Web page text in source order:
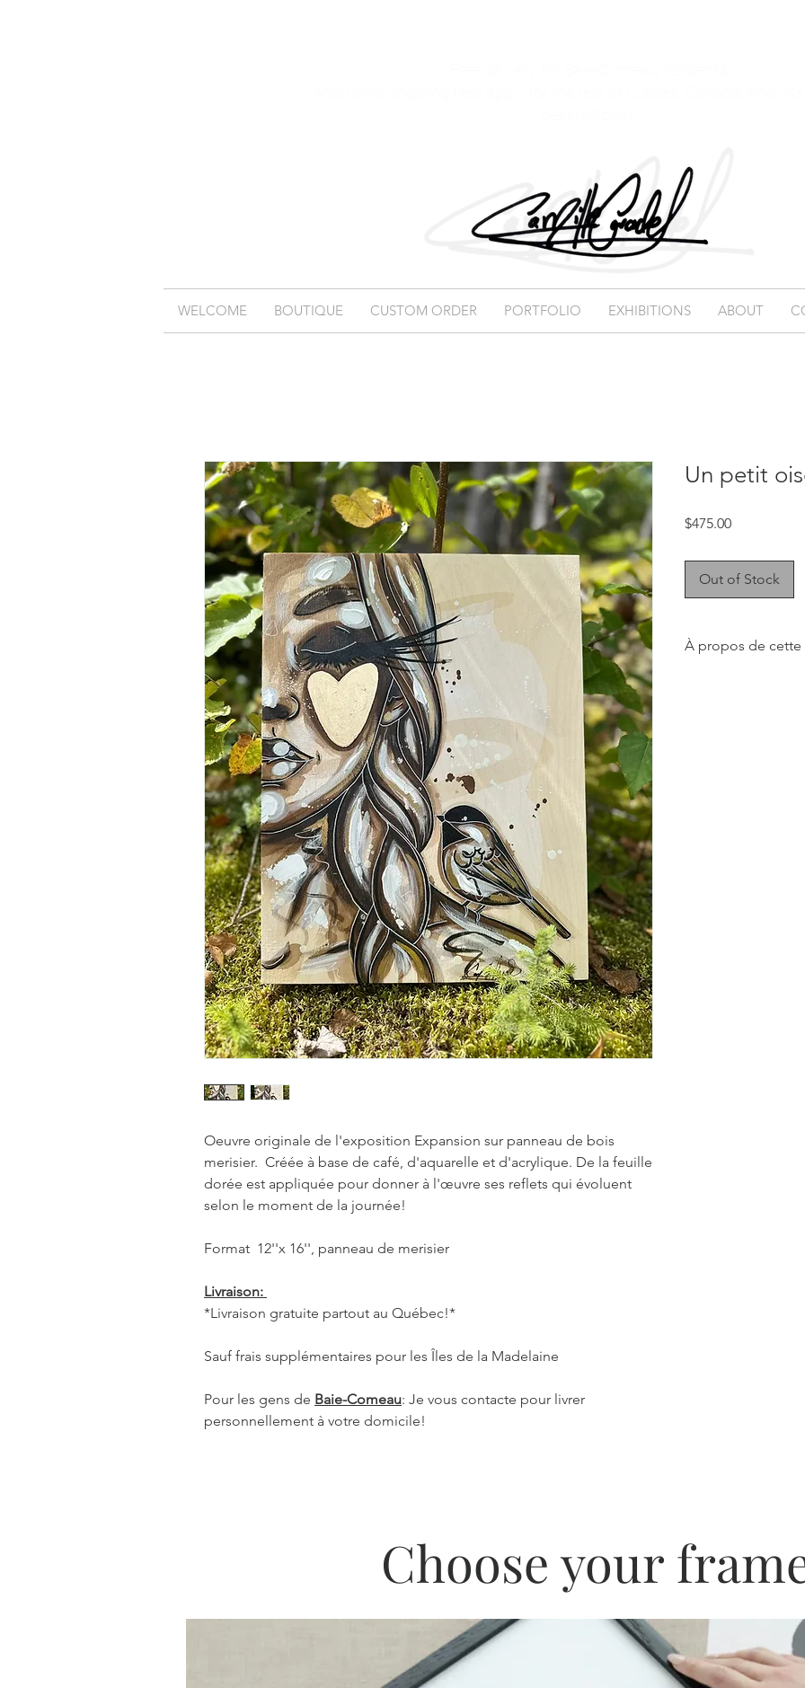
WELCOME BOUTIQUE CUSTOM ORDER PORTFOLIO EXHIBITIONS ABOUT
Oeuvre originale de l'exposition Expansion sur panneau de bois
merisier. Créée à base de café, d'aquarelle et d'acrylique. De la feuille
dorée est appliquée pour donner à l'œuvre ses reflets qui évoluent
selon le moment de la journée!
Format 12''x 16'', panneau de merisier
Livraison:
*Livraison gratuite partout au Québec!*
Sauf frais supplémentaires pour les Îles de la Madelaine
Pour les gens de Baie-Comeau: Je vous contacte pour livrer
personnellement à votre domicile!
Un petit
$475.00Price
Out of Stock
À propos de cette
Choose your